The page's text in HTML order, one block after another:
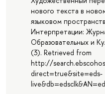
нового текста в
языковом
Интерпретации:
Образовательных и
(3). Retrieved from
http://
direct=true&site=eds-